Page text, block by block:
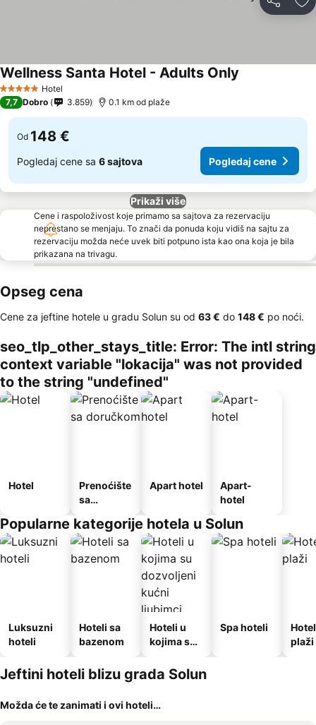
Deli
5 ZvezdiceHotel
Wellness Santa Hotel - Adults Only
7,7 Dobro 3.859 0.1 km od plaže
Od 148 €
Pogledaj cene sa 6 sajtova Pogledaj cene
Prikaži više
Cene i raspoloživost koje primamo sa sajtova za rezervaciju
neprestano se menjaju. To znači da ponuda koju vidiš na sajtu za
rezervaciju možda neće uvek biti potpuno ista kao ona koja je bila
prikazana na trivagu.
Opseg cena
Cene za jeftine hotele u gradu Solun su od ‎63 € do ‎148 € po noći.
seo_tlp_other_stays_title: Error: The intl string
context variable "lokacija" was not provided
to the string "undefined"
Hotel
Prenoćište
sa
Apart hotel
Apart-
hotel
Popularne kategorije hotela u Solun
Luksuzni
hoteli
Hoteli sa
bazenom
Hoteli u
kojima su
kućni
ljubimci
Spa hoteli
plaži
Jeftini hoteli blizu grada Solun
Možda će te zanimati i ovi hoteli…